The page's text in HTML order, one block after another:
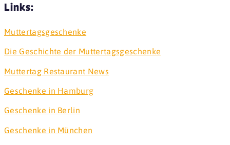
Links:
Muttertagsgeschenke
Die Geschichte der Muttertagsgeschenke
Muttertag Restaurant News
Geschenke in Hamburg
Geschenke in Berlin
Geschenke in München